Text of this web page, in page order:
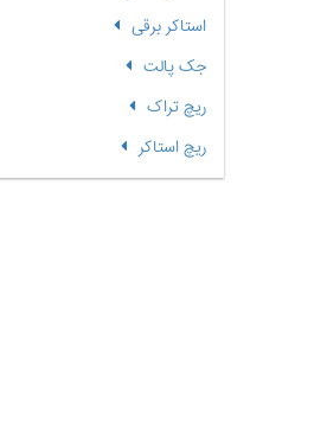
استاکر برقی
جک پالت
ریچ تراک
ریچ استاکر